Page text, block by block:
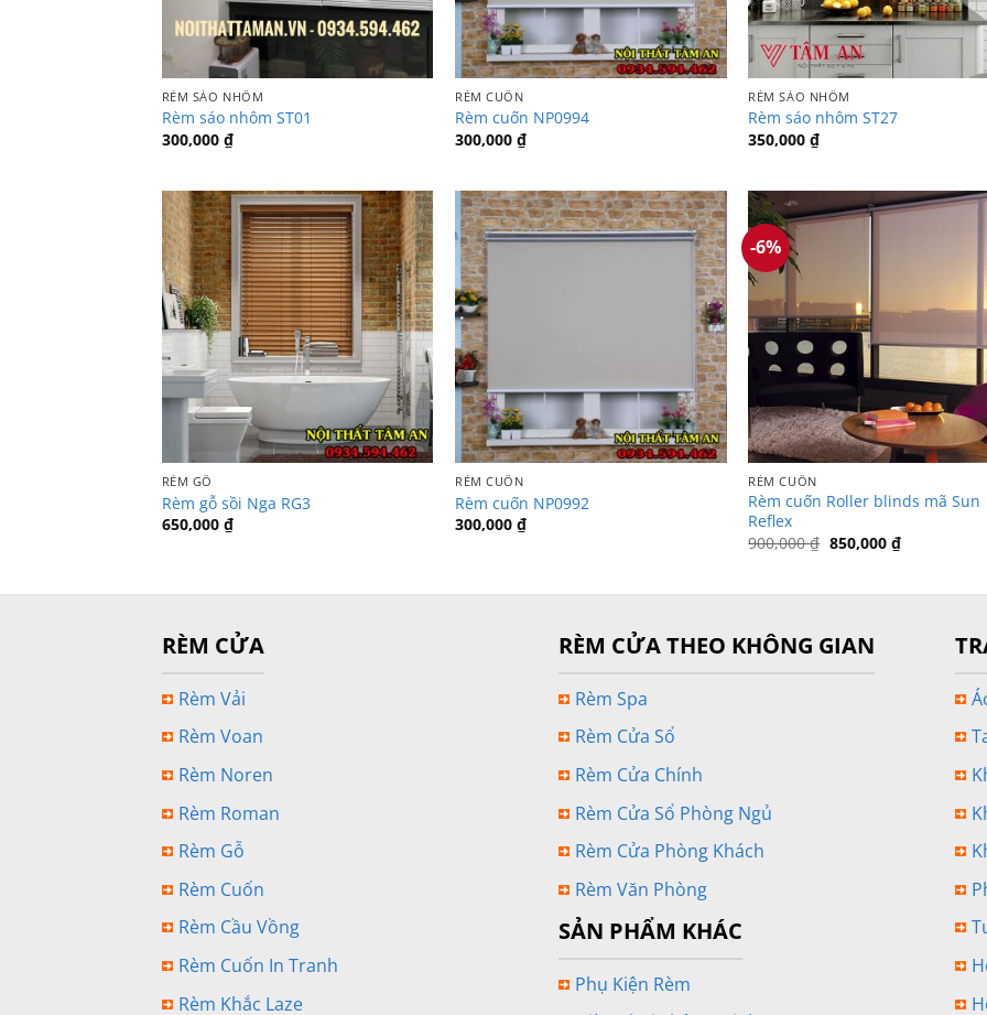
RÈM SÁO NHÔM
Rèm sáo nhôm ST01
300,000 ₫
RÈM CUỐN
Rèm cuốn NP0994
300,000₫
RÈM SÁO NHÔM
Rèm sáo nhôm ST27
350,000₫
RÈM GỖ
Rèm gỗ sồi Nga RG3
650,000 ₫
RÈM CUỐN
Rèm cuốn NP0992
300,000₫
-6%
RÈM CUỐN
Rèm cuốn Roller blinds mã Sun
Reflex
900,000₫ Giá
850,000 ₫Giá
hiện
RÈM CỬA
Rèm Vải
Rèm Voan
Rèm Noren
Rèm Roman
Rèm Gỗ
Rèm Cuốn
Rèm Cầu Vồng
Rèm Cuốn In Tranh
Rèm Khắc Laze
RÈM CỬA THEO KHÔNG GIAN
Rèm Spa
Rèm Cửa Sổ
Rèm Cửa Chính
Rèm Cửa Sổ Phòng Ngủ
Rèm Cửa Phòng Khách
Rèm Văn Phòng
SẢN PHẨM KHÁC
Phụ Kiện Rèm